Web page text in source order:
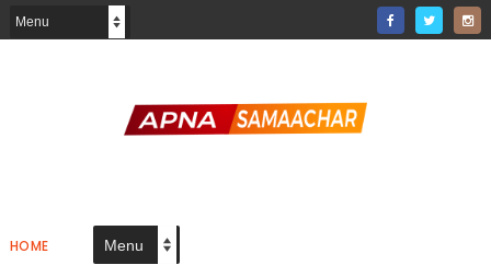
HOME